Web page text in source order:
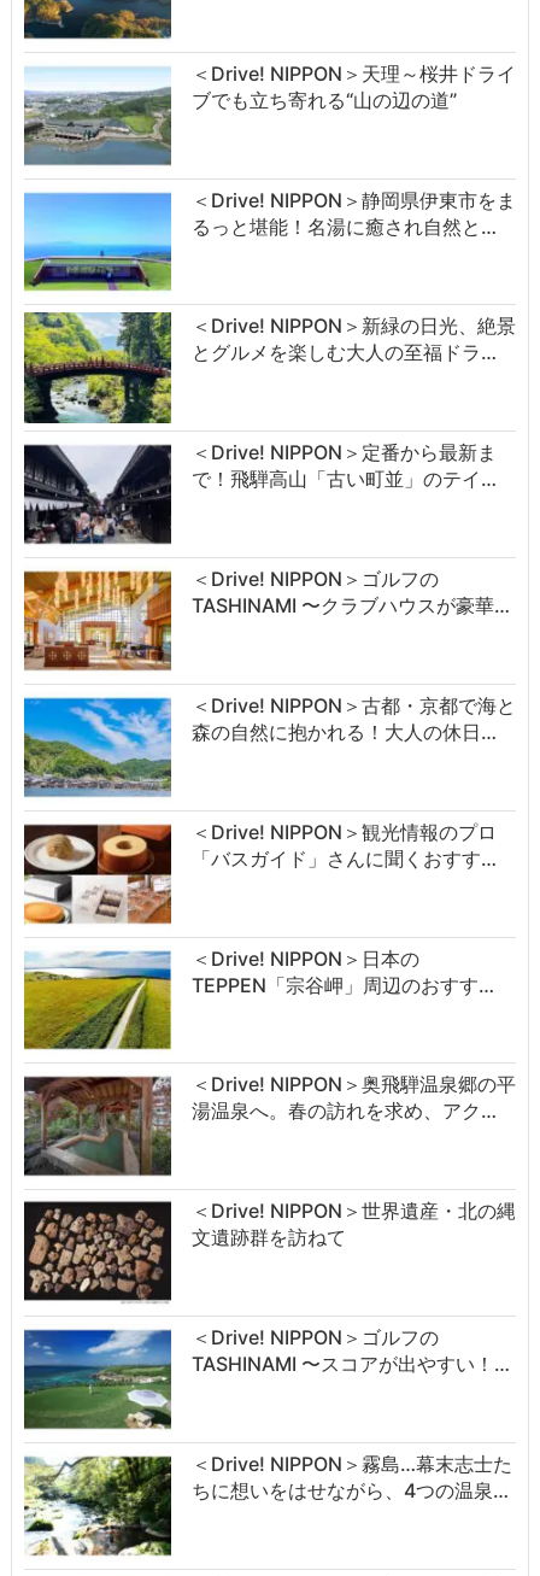
＜Drive! NIPPON＞天理～桜井ドライ
ブでも立ち寄れる“山の辺の道”
＜Drive! NIPPON＞静岡県伊東市をま
るっと堪能！名湯に癒され自然と…
＜Drive! NIPPON＞新緑の日光、絶景
とグルメを楽しむ大人の至福ドラ…
＜Drive! NIPPON＞定番から最新ま
で！飛騨高山「古い町並」のテイ…
＜Drive! NIPPON＞ゴルフの
TASHINAMI 〜クラブハウスが豪華…
＜Drive! NIPPON＞古都・京都で海と
森の自然に抱かれる！大人の休日…
＜Drive! NIPPON＞観光情報のプロ
「バスガイド」さんに聞くおすす…
＜Drive! NIPPON＞日本の
TEPPEN「宗谷岬」周辺のおすす…
＜Drive! NIPPON＞奥飛騨温泉郷の平
湯温泉へ。春の訪れを求め、アク…
＜Drive! NIPPON＞世界遺産・北の縄
文遺跡群を訪ねて
＜Drive! NIPPON＞ゴルフの
TASHINAMI 〜スコアが出やすい！…
＜Drive! NIPPON＞霧島…幕末志士た
ちに想いをはせながら、4つの温泉…